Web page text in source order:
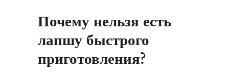
Почему нельзя есть
лапшу быстрого
приготовления?